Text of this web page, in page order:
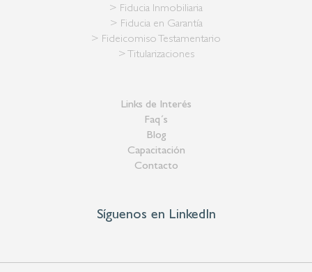
> Fiducia Inmobiliaria
> Fiducia en Garantía
> Fideicomiso Testamentario
> Titularizaciones
Links de Interés
Faq´s
Blog
Capacitación
Contacto
Síguenos en LinkedIn